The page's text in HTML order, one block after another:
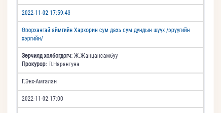
2022-11-02 17:59:43
Өвөрхангай аймгийн Хархорин сум дахь сум дундын шүүх /эрүүгийн
хэргийн/
Зөрчилд холбогдогч: Ж.Жанцансамбуу
Прокурор: П.Нарантуяа
Г.Энх-Амгалан
2022-11-02 17:00